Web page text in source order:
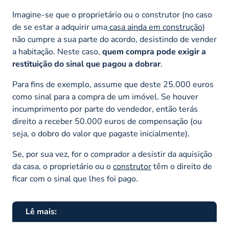
Imagine-se que o proprietário ou o construtor (no caso
de se estar a adquirir umacasa ainda em construção)
não cumpre a sua parte do acordo, desistindo de vender
a habitação. Neste caso, quem compra pode exigir a
restituição do sinal que pagou a dobrar.
Para fins de exemplo, assume que deste 25.000 euros
como sinal para a compra de um imóvel. Se houver
incumprimento por parte do vendedor, então terás
direito a receber 50.000 euros de compensação (ou
seja, o dobro do valor que pagaste inicialmente).
Se, por sua vez, for o comprador a desistir da aquisição
da casa, o proprietário ou oconstrutortêm o direito de
ficar com o sinal que lhes foi pago.
Lê mais: